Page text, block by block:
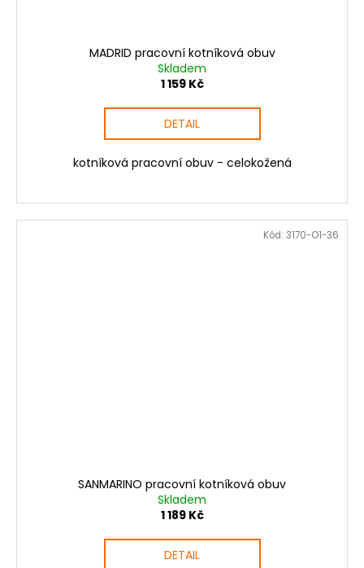
MADRID pracovní kotníková obuv
Skladem
1 159 Kč
DETAIL
kotníková pracovní obuv - celokožená
SANMARINO pracovní kotníková obuv
Skladem
1 189 Kč
DETAIL
Kód: 3170-O1-36